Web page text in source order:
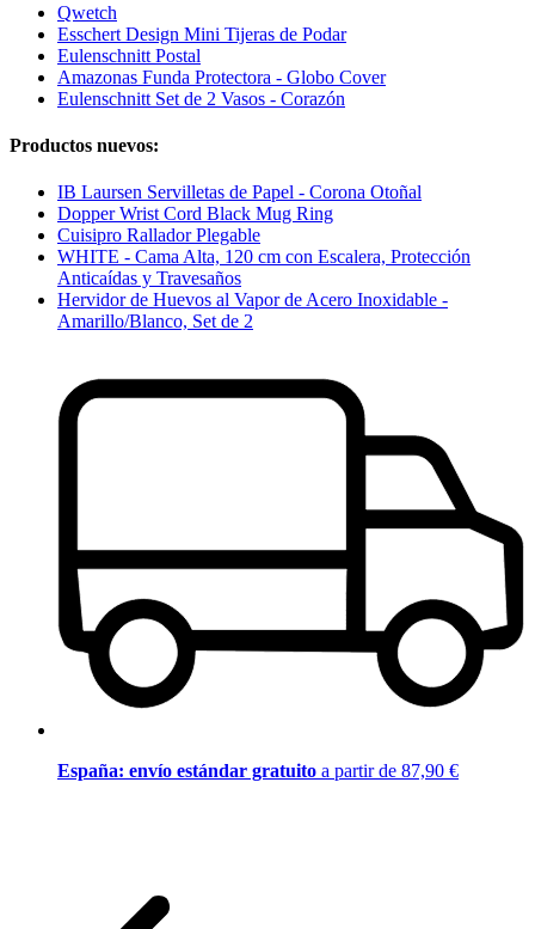
Qwetch
Esschert Design Mini Tijeras de Podar
Eulenschnitt Postal
Amazonas Funda Protectora - Globo Cover
Eulenschnitt Set de 2 Vasos - Corazón
Productos nuevos:
IB Laursen Servilletas de Papel - Corona Otoñal
Dopper Wrist Cord Black Mug Ring
Cuisipro Rallador Plegable
WHITE - Cama Alta, 120 cm con Escalera, Protección
Anticaídas y Travesaños
Hervidor de Huevos al Vapor de Acero Inoxidable -
Amarillo/Blanco, Set de 2
España: envío estándar gratuito a partir de 87,90 €